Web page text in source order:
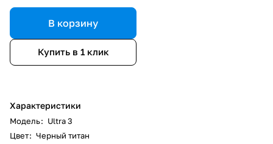
В корзину
Купить в 1 клик
Характеристики
Модель: Ultra 3
Цвет: Черный титан